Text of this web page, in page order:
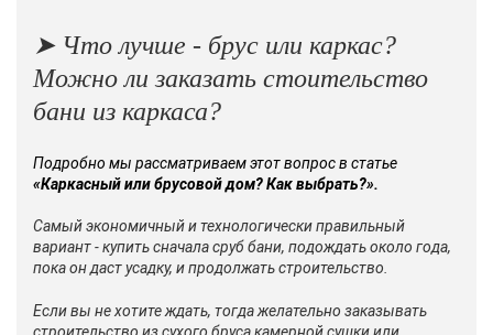
➤ Что лучше - брус или каркас?
Можно ли заказать стоительство
бани из каркаса?
Подробно мы рассматриваем этот вопрос в статье
«Каркасный или брусовой дом? Как выбрать?».
Самый экономичный и технологически правильный
вариант - купить сначала сруб бани, подождать около года,
пока он даст усадку, и продолжать строительство.
Если вы не хотите ждать, тогда желательно заказывать